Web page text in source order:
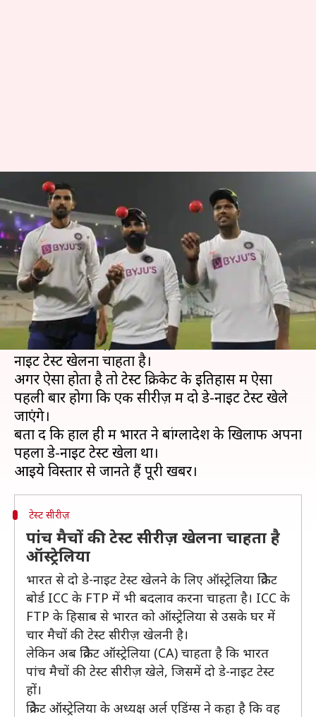
क्या ऑस्ट्रेलियाई दौरे पर दो डे-नाइट
टेस्ट खेलेगा भारत?
लेखन मोहम्मद वाहिद Dec 06, 2019 05:21 pm
क्या है खबर?
2021 में भारत का ऑस्ट्रेलियाई दौरा इतिहास के सुनहरे
पन्नों में दर्ज हो सकता है। दरअसल, ऑस्ट्रेलिया क्रिकेट
बोर्ड भारत के ऑस्ट्रेलिया दौरे पर टेस्ट सीरीज़ में दो डे-
नाइट टेस्ट खेलना चाहता है।
अगर ऐसा होता है तो टेस्ट क्रिकेट के इतिहास में ऐसा
पहली बार होगा कि एक सीरीज़ में दो डे-नाइट टेस्ट खेले
जाएंगे।
बता दें कि हाल ही में भारत ने बांग्लादेश के खिलाफ अपना
पहला डे-नाइट टेस्ट खेला था।
टेस्ट सीरीज़
पांच मैचों की टेस्ट सीरीज़ खेलना चाहता है
ऑस्ट्रेलिया
भारत से दो डे-नाइट टेस्ट खेलने के लिए ऑस्ट्रेलिया क्रिकेट
बोर्ड ICC के FTP में भी बदलाव करना चाहता है। ICC के
FTP के हिसाब से भारत को ऑस्ट्रेलिया से उसके घर में
चार मैचों की टेस्ट सीरीज़ खेलनी है।
लेकिन अब क्रिकेट ऑस्ट्रेलिया (CA) चाहता है कि भारत
पांच मैचों की टेस्ट सीरीज़ खेले, जिसमें दो डे-नाइट टेस्ट
हों।
क्रिकेट ऑस्ट्रेलिया के अध्यक्ष अर्ल एडिंग्स ने कहा है कि वह